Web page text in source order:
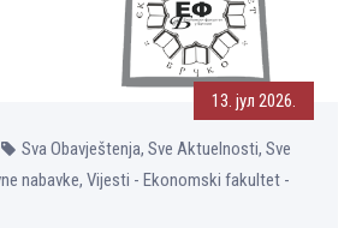
13. јул 2026.
Sva Obavještenja, Sve Aktuelnosti, Sve
nabavke, Vijesti - Ekonomski fakultet -